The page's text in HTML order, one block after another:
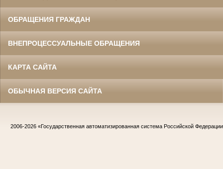
ОБРАЩЕНИЯ ГРАЖДАН
ВНЕПРОЦЕССУАЛЬНЫЕ ОБРАЩЕНИЯ
КАРТА САЙТА
ОБЫЧНАЯ ВЕРСИЯ САЙТА
2006-2026 «Государственная автоматизированная система Российской